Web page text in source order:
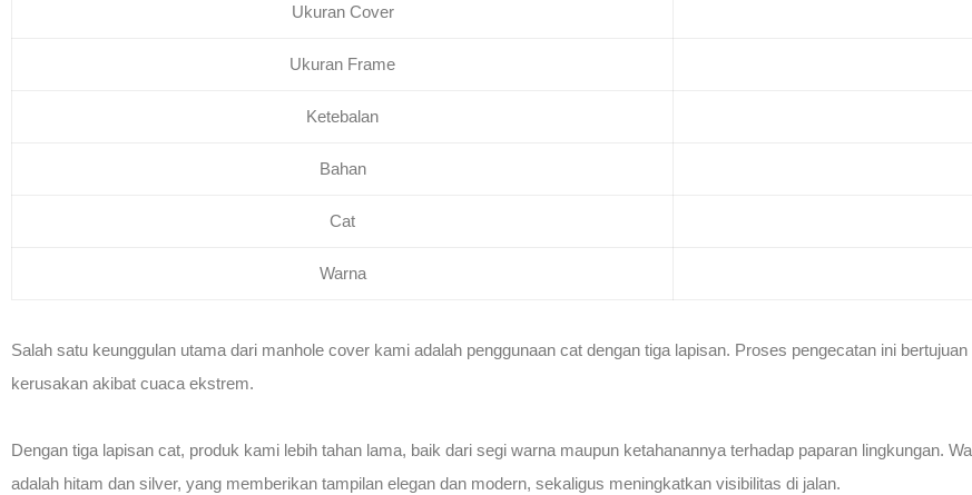
Ukuran Cover
Ukuran Frame
Ketebalan
Bahan
Cat
Warna
Salah satu keunggulan utama dari manhole cover kami adalah penggunaan cat dengan tiga lapisan. Proses pengecatan ini
kerusakan akibat cuaca ekstrem.
Dengan tiga lapisan cat, produk kami lebih tahan lama, baik dari segi warna maupun ketahanannya terhadap paparan lingkungan.
adalah hitam dan silver, yang memberikan tampilan elegan dan modern, sekaligus meningkatkan visibilitas di jalan.